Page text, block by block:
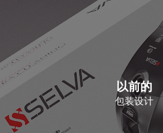
以前的
包装设计